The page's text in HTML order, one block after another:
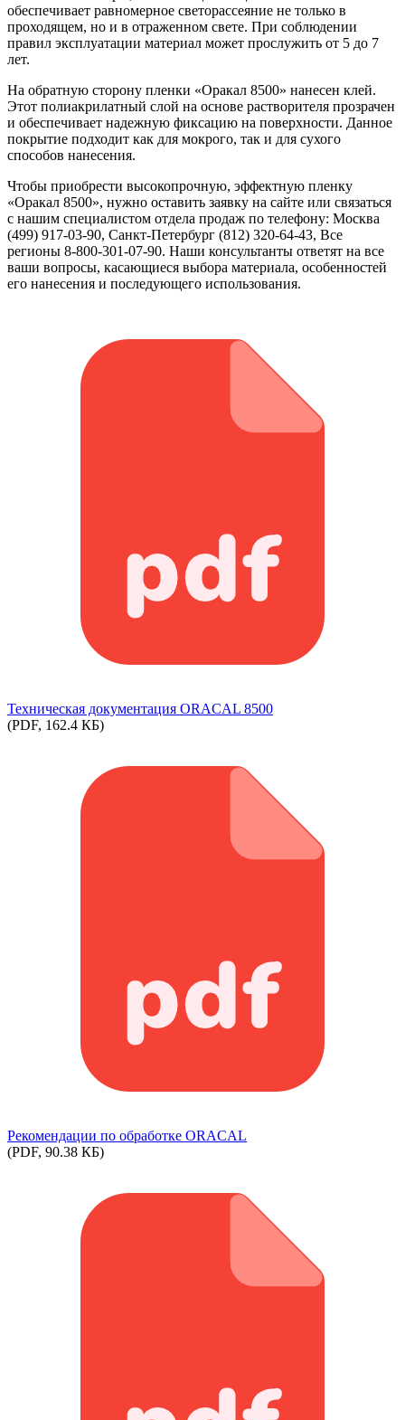
обеспечивает равномерное светорассеяние не только в
проходящем, но и в отраженном свете. При соблюдении
правил эксплуатации материал может прослужить от 5 до 7
лет.
На обратную сторону пленки «Оракал 8500» нанесен клей.
Этот полиакрилатный слой на основе растворителя прозрачен
и обеспечивает надежную фиксацию на поверхности. Данное
покрытие подходит как для мокрого, так и для сухого
способов нанесения.
Чтобы приобрести высокопрочную, эффектную пленку
«Оракал 8500», нужно оставить заявку на сайте или связаться
с нашим специалистом отдела продаж по телефону: Москва
(499) 917-03-90, Санкт-Петербург (812) 320-64-43, Все
регионы 8-800-301-07-90. Наши консультанты ответят на все
ваши вопросы, касающиеся выбора материала, особенностей
его нанесения и последующего использования.
Техническая документация ORACAL 8500
(PDF, 162.4 КБ)
Рекомендации по обработке ORACAL
(PDF, 90.38 КБ)